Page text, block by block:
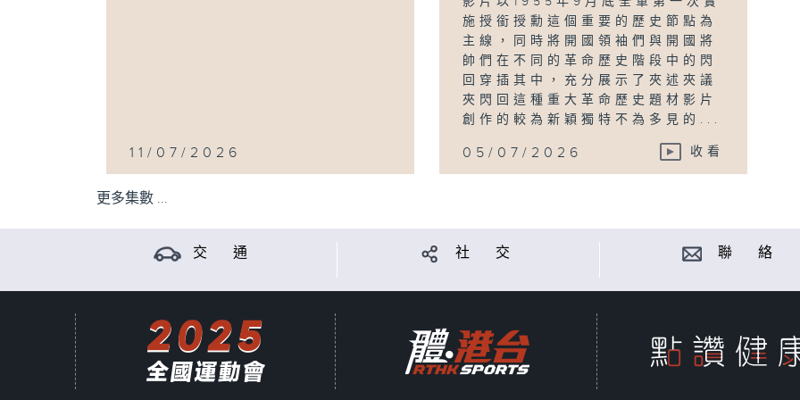
11/07/2026
施授銜授勳這個重要的歷史節點為
主線，同時將開國領袖們與開國將
帥們在不同的革命歷史階段中的閃
回穿插其中，充分展示了夾述夾議
夾閃回這種重大革命歷史題材影片
創作的較為新穎獨特不為多見的...
05/07/2026 收看
更多集數 ...
交 通 社 交 聯 絡